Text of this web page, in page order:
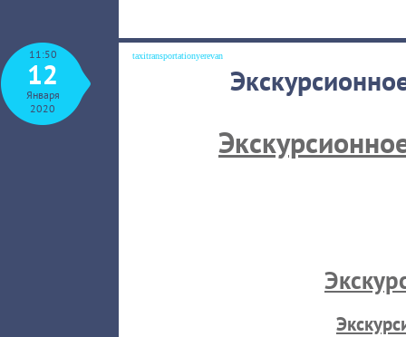
11:50
12
Января
2020
taxitransportationyerevan